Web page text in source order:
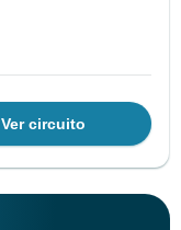
Ver circuito